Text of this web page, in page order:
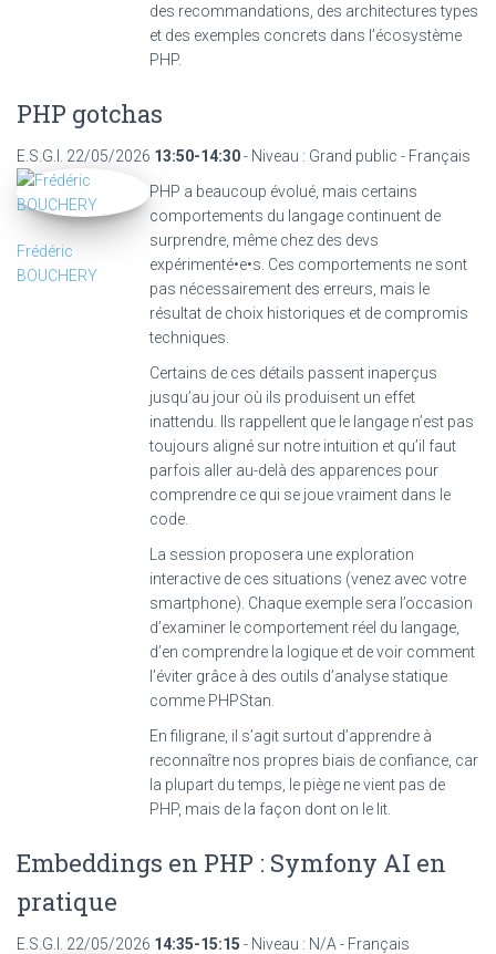
des recommandations, des architectures types
et des exemples concrets dans l’écosystème
PHP.
PHP gotchas
E.S.G.I. 22/05/2026 13:50-14:30- Niveau : Grand public - Français
PHP a beaucoup évolué, mais certains
comportements du langage continuent de
surprendre, même chez des devs
expérimenté•e•s. Ces comportements ne sont
pas nécessairement des erreurs, mais le
résultat de choix historiques et de compromis
techniques.
Certains de ces détails passent inaperçus
jusqu’au jour où ils produisent un effet
inattendu. Ils rappellent que le langage n’est pas
toujours aligné sur notre intuition et qu’il faut
parfois aller au-delà des apparences pour
comprendre ce qui se joue vraiment dans le
code.
La session proposera une exploration
interactive de ces situations (venez avec votre
smartphone). Chaque exemple sera l’occasion
d’examiner le comportement réel du langage,
d’en comprendre la logique et de voir comment
l’éviter grâce à des outils d’analyse statique
comme PHPStan.
En filigrane, il s’agit surtout d’apprendre à
reconnaître nos propres biais de confiance, car
la plupart du temps, le piège ne vient pas de
PHP, mais de la façon dont on le lit.
Frédéric
BOUCHERY
Embeddings en PHP : Symfony AI en
pratique
E.S.G.I. 22/05/2026 14:35-15:15 - Niveau : N/A - Français